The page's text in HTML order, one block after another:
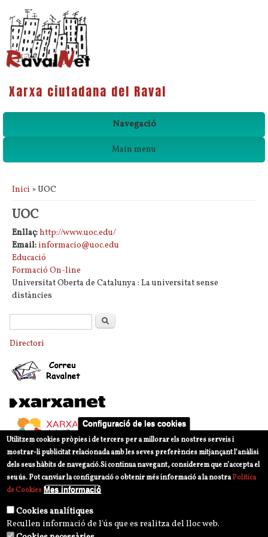
Xarxa ciutadana del Raval
Navegació
Main menu
Esteu aquí
Inici » UOC
UOC
Enllaç:http://www.uoc.edu/
Email: informacio@uoc.edu
Educació
Formació On-line
Universitat Oberta de Catalunya : La universitat sense
distàncies
Formulari de cercaCerca
Directori
Configuració de les cookies
Utilitzem cookies pròpies i de tercers per a millorar els nostres serveis i
mostrar-li publicitat relacionada amb les seves preferències mitjançant l’anàlisi
dels seus hàbits de navegació.Si continua navegant, considerem que n’accepta el
seu ús. Pot canviar la configuració o obtenir més informació a la nostraPolítica
de Cookies Mes informació
Cookies analítiques
Recullen informació de l'ús que es realitza del lloc web.